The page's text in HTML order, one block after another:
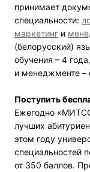
принимает
специальности:
маркетинг и
(белорусский)
обучения – 4
и менеджменте –
Поступить
Ежегодно
лучших
этом году
специальностей
от 350 баллов.